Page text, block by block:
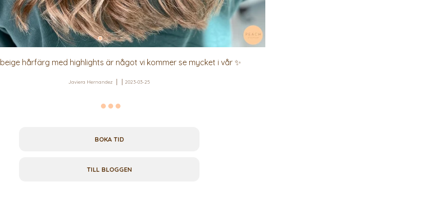
hårfärg med highlights är något vi kommer se mycket i vår ✨
Javiera Hernandez 2023-03-25
BOKA TID
TILL BLOGGEN